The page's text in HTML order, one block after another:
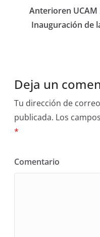
Anterioren
Inauguración de
Deja un
Tu dirección de
publicada. Los
*
Comentario